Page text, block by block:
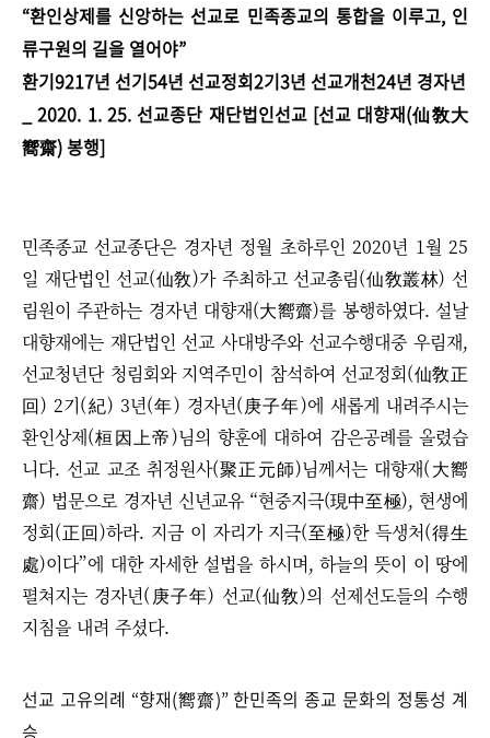
“환인상제를 신앙하는 선교로 민족종교의 통합을 이루고, 인
류구원의 길을 열어야”
환기9217년 선기54년 선교정회2기3년 선교개천24년 경자년
_ 2020. 1. 25. 선교종단 재단법인선교 [선교 대향재(仙敎大
嚮齋) 봉행]
민족종교 선교종단은 경자년 정월 초하루인 2020년 1월 25
일 재단법인 선교(仙敎)가 주최하고 선교총림(仙敎叢林) 선
림원이 주관하는 경자년 대향재(大嚮齋)를 봉행하였다. 설날
대향재에는 재단법인 선교 사대방주와 선교수행대중 우림재,
선교청년단 청림회와 지역주민이 참석하여 선교정회(仙敎正
回) 2기(紀) 3년(年) 경자년(庚子年)에 새롭게 내려주시는
환인상제(桓因上帝)님의 향훈에 대하여 감은공례를 올렸습
니다. 선교 교조 취정원사(聚正元師)님께서는 대향재(大嚮
齋) 법문으로 경자년 신년교유 “현중지극(現中至極), 현생에
정회(正回)하라. 지금 이 자리가 지극(至極)한 득생처(得生
處)이다”에 대한 자세한 설법을 하시며, 하늘의 뜻이 이 땅에
펼쳐지는 경자년(庚子年) 선교(仙敎)의 선제선도들의 수행
지침을 내려 주셨다.
선교 고유의례 “향재(嚮齋)” 한민족의 종교 문화의 정통성 계
승